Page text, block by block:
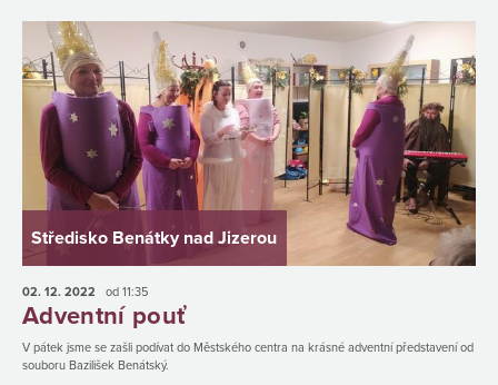
Středisko Benátky nad Jizerou
02. 12. 2022 od 11:35
Adventní pouť
V pátek jsme se zašli podívat do Městského centra na krásné adventní představení od
souboru Bazilišek Benátský.